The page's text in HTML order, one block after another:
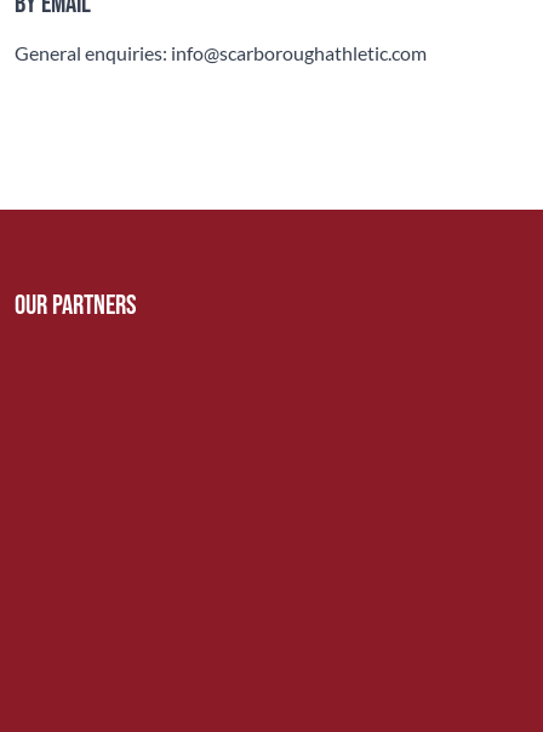
General enquiries: info@scarboroughathletic.com
Our Partners